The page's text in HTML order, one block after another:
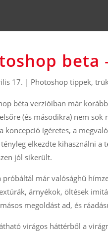
17. | Photoshop tippek,
béta verzióiban már
(és másodikra) nem
koncepció ígéretes, a
elkezdte kihasználni a
jól sikerült.
próbáltál már valósághű
árnyékok, öltések
megoldást ad, és
virágos háttérből a